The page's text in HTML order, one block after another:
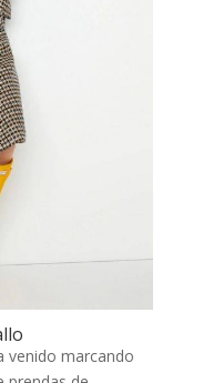
venido marcando